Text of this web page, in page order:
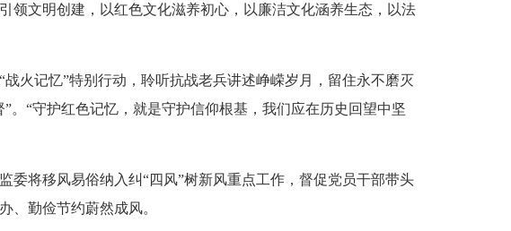
文明创建，以红色文化滋养初心，以廉洁文化涵养生态，以法
记忆”特别行动，聆听抗战老兵讲述峥嵘岁月，留住永不磨灭
“守护红色记忆，就是守护信仰根基，我们应在历史回望中坚
将移风易俗纳入纠“四风”树新风重点工作，督促党员干部带头
、勤俭节约蔚然成风。